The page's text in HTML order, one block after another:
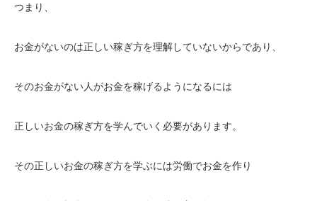
つまり、
お金がないのは正しい稼ぎ方を理解していないからであり、
そのお金がない人がお金を稼げるようになるには
正しいお金の稼ぎ方を学んでいく必要があります。
その正しいお金の稼ぎ方を学ぶには労働でお金を作り